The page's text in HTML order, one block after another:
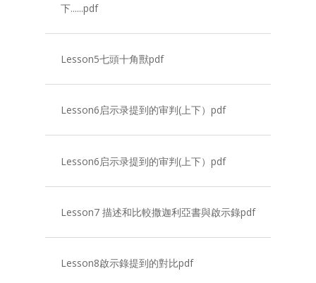
下......pdf
Lesson5七頭十角獸pdf
Lesson6启示录提到的审判(上下）pdf
Lesson6启示录提到的审判(上下）pdf
Lesson7 描述和比較撒迦利亞書與啟示錄pdf
Lesson8啟示錄提到的對比pdf